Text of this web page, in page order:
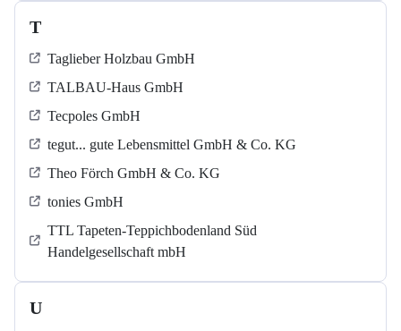
T
Taglieber Holzbau GmbH
TALBAU-Haus GmbH
Tecpoles GmbH
tegut... gute Lebensmittel GmbH & Co. KG
Theo Förch GmbH & Co. KG
tonies GmbH
TTL Tapeten-Teppichbodenland Süd
Handelgesellschaft mbH
U